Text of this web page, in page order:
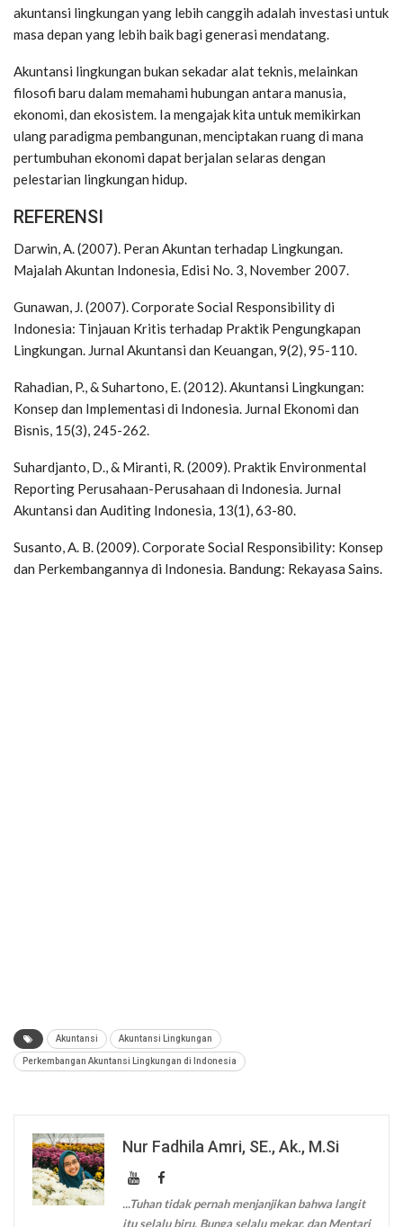
akuntansi lingkungan yang lebih canggih adalah investasi untuk
masa depan yang lebih baik bagi generasi mendatang.
Akuntansi lingkungan bukan sekadar alat teknis, melainkan
filosofi baru dalam memahami hubungan antara manusia,
ekonomi, dan ekosistem. Ia mengajak kita untuk memikirkan
ulang paradigma pembangunan, menciptakan ruang di mana
pertumbuhan ekonomi dapat berjalan selaras dengan
pelestarian lingkungan hidup.
REFERENSI
Darwin, A. (2007). Peran Akuntan terhadap Lingkungan.
Majalah Akuntan Indonesia, Edisi No. 3, November 2007.
Gunawan, J. (2007). Corporate Social Responsibility di
Indonesia: Tinjauan Kritis terhadap Praktik Pengungkapan
Lingkungan. Jurnal Akuntansi dan Keuangan, 9(2), 95-110.
Rahadian, P., & Suhartono, E. (2012). Akuntansi Lingkungan:
Konsep dan Implementasi di Indonesia. Jurnal Ekonomi dan
Bisnis, 15(3), 245-262.
Suhardjanto, D., & Miranti, R. (2009). Praktik Environmental
Reporting Perusahaan-Perusahaan di Indonesia. Jurnal
Akuntansi dan Auditing Indonesia, 13(1), 63-80.
Susanto, A. B. (2009). Corporate Social Responsibility: Konsep
dan Perkembangannya di Indonesia. Bandung: Rekayasa Sains.
Akuntansi Akuntansi Lingkungan
Perkembangan Akuntansi Lingkungan di Indonesia
Nur Fadhila Amri, SE., Ak., M.Si
...Tuhan tidak pernah menjanjikan bahwa langit
itu selalu biru, Bunga selalu mekar, dan Mentari